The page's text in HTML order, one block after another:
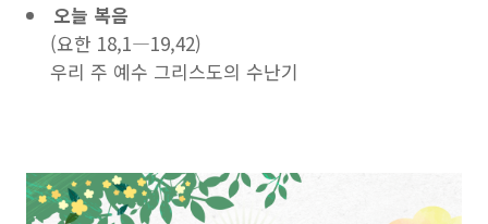
오늘 복음
(요한 18,1―19,42)
우리 주 예수 그리스도의 수난기